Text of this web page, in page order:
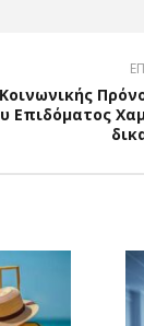
Επιδόματος